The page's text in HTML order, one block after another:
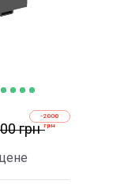
грн
-2000
грн